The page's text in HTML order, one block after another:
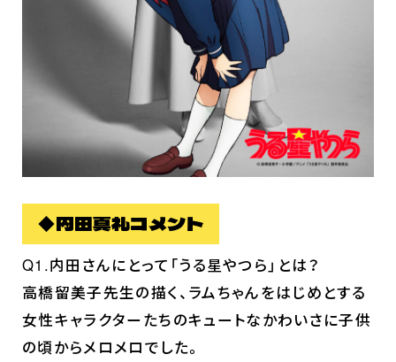
◆内田真礼コメント
Q1.内田さんにとって「うる星やつら」とは？
高橋留美子先生の描く、ラムちゃんをはじめとする
女性キャラクターたちのキュートなかわいさに子供
の頃からメロメロでした。